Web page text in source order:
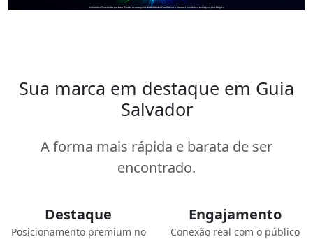
Sua marca em destaque em Guia
Salvador
A forma mais rápida e barata de ser
encontrado.
Destaque
Posicionamento premium no
Engajamento
Conexão real com o público